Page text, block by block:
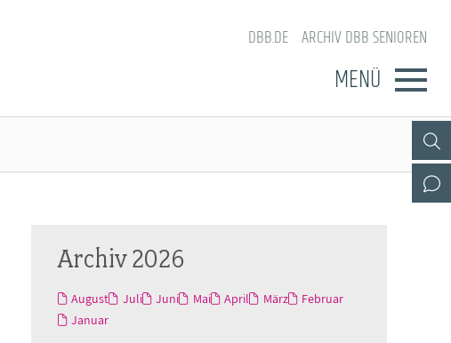
DBB.DE ARCHIV DBB SENIOREN
MENÜ
Archiv 2026
August Juli Juni Mai April März
Februar
Januar